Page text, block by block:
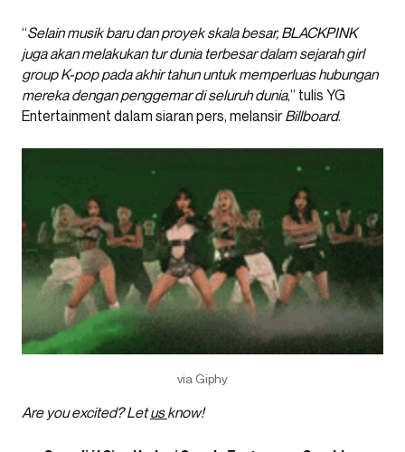
“Selain musik baru dan proyek skala besar, BLACKPINK
juga akan melakukan tur dunia terbesar dalam sejarah girl
group K-pop pada akhir tahun untuk memperluas hubungan
mereka dengan penggemar di seluruh dunia,” tulis YG
Entertainment dalam siaran pers, melansir Billboard.
via Giphy
Are you excited? Letusknow!